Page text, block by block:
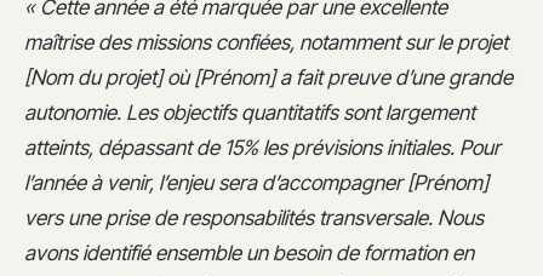
« Cette année a été marquée par une excellente
maîtrise des missions confiées, notamment sur le projet
[Nom du projet] où [Prénom] a fait preuve d’une grande
autonomie. Les objectifs quantitatifs sont largement
atteints, dépassant de 15% les prévisions initiales. Pour
l’année à venir, l’enjeu sera d’accompagner [Prénom]
vers une prise de responsabilités transversale. Nous
avons identifié ensemble un besoin de formation en